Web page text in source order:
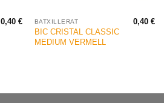
0,40€ BATXILLERAT
BIC CRISTAL CLASSIC
MEDIUM VERMELL
0,40€